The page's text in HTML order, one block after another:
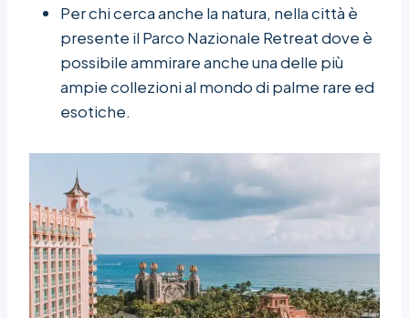
Per chi cerca anche la natura, nella città è
presente il Parco Nazionale Retreat dove è
possibile ammirare anche una delle più
ampie collezioni al mondo di palme rare ed
esotiche.